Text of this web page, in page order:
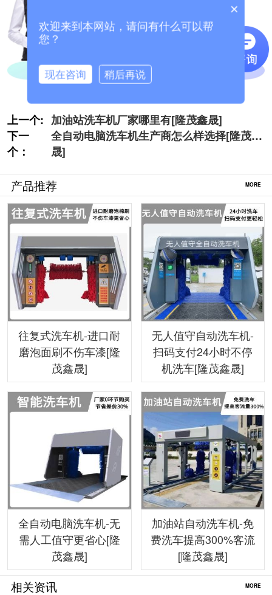
上一个: 加油站洗车机厂家哪里有[隆茂鑫晟]
下一
个：
全自动电脑洗车机生产商怎么样选择[隆茂鑫
晟]
产品推荐 MORE
往复式洗车机-进口耐
磨泡面刷不伤车漆[隆
茂鑫晟]
无人值守自动洗车机-
扫码支付24小时不停
机洗车[隆茂鑫晟]
全自动电脑洗车机-无
需人工值守更省心[隆
茂鑫晟]
加油站自动洗车机-免
费洗车提高300%客流
[隆茂鑫晟]
相关资讯 MORE
×
欢迎来到本网站，请问有什么可以帮
您？
现在咨询 稍后再说